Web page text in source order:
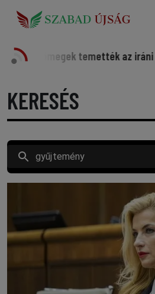
az iráni vezéreket
KERESÉS